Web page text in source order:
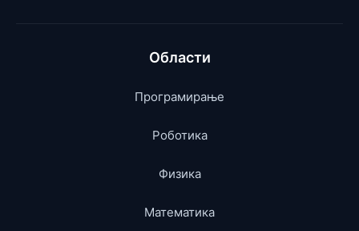
Области
Програмирање
Роботика
Физика
Математика